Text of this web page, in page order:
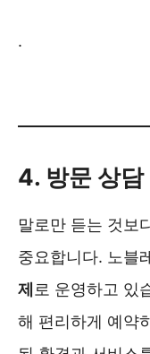
.
4. 방문 상담
말로만 듣는 것보
중요합니다. 노블
제 로 운영하고 있
해 편리하게 예약